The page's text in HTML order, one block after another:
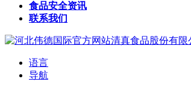
食品安全资讯
联系我们
语言
导航